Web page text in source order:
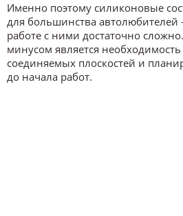
Именно поэтому силиконовые
для большинства
работе с ними достаточно
минусом является
соединяемых плоскостей и
до начала работ.